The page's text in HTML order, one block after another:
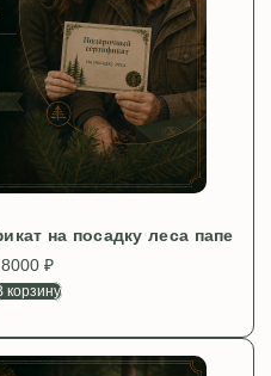
на посадку леса папе
8000 ₽
корзину